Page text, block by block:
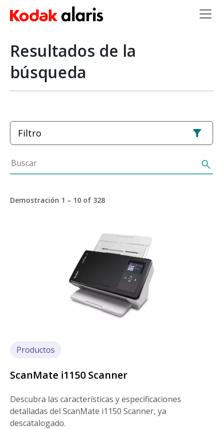
Skip to main content
Resultados de la
búsqueda
Filtro
Buscar search
Demostración 1 – 10 of 328
Productos
ScanMate i1150 Scanner
Descubra las características y especificaciones
detalladas del ScanMate i1150 Scanner, ya
descatalogado.